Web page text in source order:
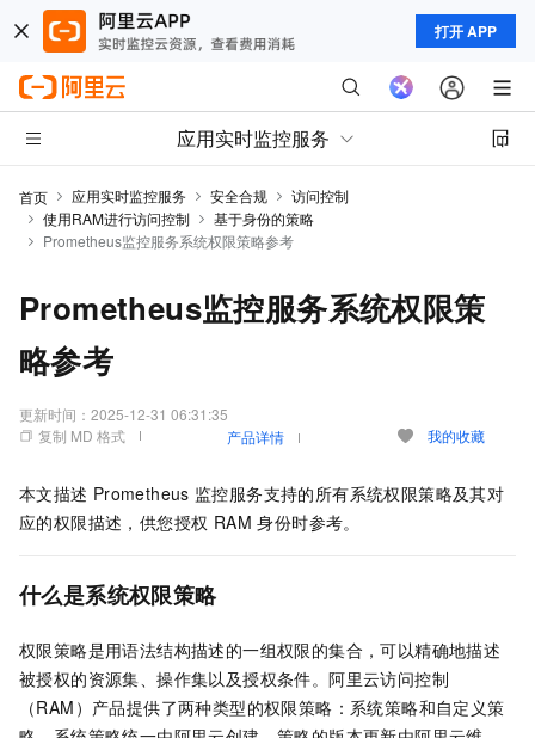
打开 APP
应用实时监控服务
首页 应用实时监控服务 安全合规
访问控制
使用RAM进行访问控制
基于身份的策略
Prometheus监控服务系统权限策略参考
Prometheus监控服务系统权限策
略参考
更新时间： 2025-12-31 06:31:35
复制 MD 格式
产品详情 我的收藏
本文描述 Prometheus 监控服务支持的所有系统权限策略及其对
应的权限描述，供您授权 RAM 身份时参考。
什么是系统权限策略
权限策略是用语法结构描述的一组权限的集合，可以精确地描述
被授权的资源集、操作集以及授权条件。阿里云访问控制
（RAM）产品提供了两种类型的权限策略：系统策略和自定义策